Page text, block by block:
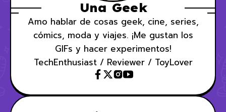
Una Geek
Amo hablar de cosas geek, cine, series,
cómics, moda y viajes. ¡Me gustan los
GIFs y hacer experimentos!
TechEnthusiast / Reviewer / ToyLover